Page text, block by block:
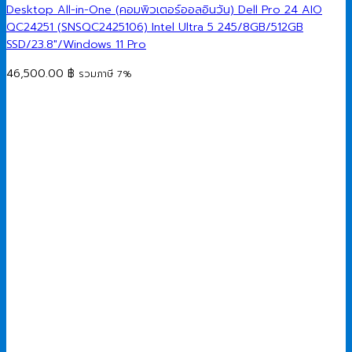
Desktop All-in-One (คอมพิวเตอร์ออลอินวัน) Dell Pro 24 AIO
QC24251 (SNSQC2425106) Intel Ultra 5 245/8GB/512GB
SSD/23.8″/Windows 11 Pro
46,500.00 ฿ รวมภาษี 7%